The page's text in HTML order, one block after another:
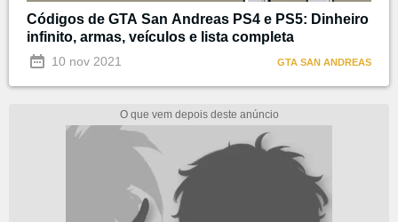
Códigos de GTA San Andreas PS4 e PS5: Dinheiro
infinito, armas, veículos e lista completa
10 nov 2021 GTA SAN ANDREAS